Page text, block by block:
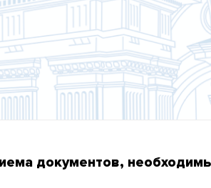
документов,